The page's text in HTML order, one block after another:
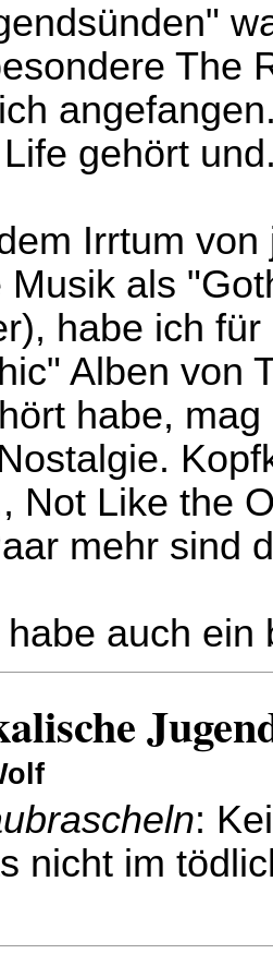
The
gehört
Irrtum
Musik als
habe ich
Alben von
habe,
Not Like the
mehr sind
auch
:
nicht im